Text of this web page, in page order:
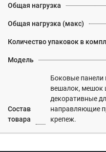
Общая нагрузка
Общая нагрузка (макс)
Количество упаковок в
Модель
Состав
товара
Боковые панели
вешалок, мешок
декоративные
направляющие
крепеж.